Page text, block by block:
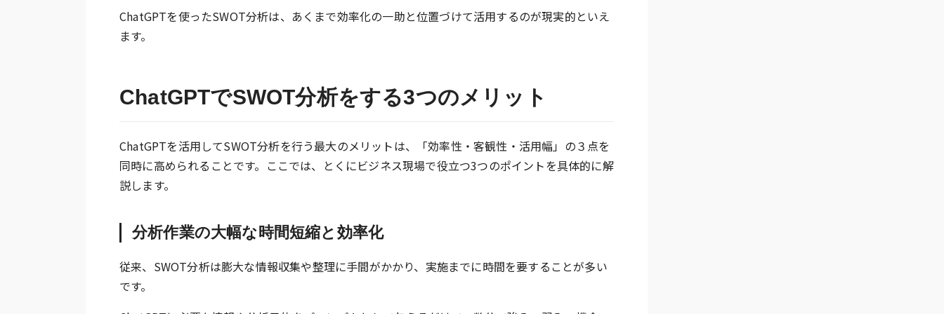
ChatGPTを使ったSWOT分析は、あくまで効率化の一助と位置づけて活用するのが現実的といえ
ます。
ChatGPTでSWOT分析をする3つのメリット
ChatGPTを活用してSWOT分析を行う最大のメリットは、「効率性・客観性・活用幅」の３点を
同時に高められることです。ここでは、とくにビジネス現場で役立つ3つのポイントを具体的に解
説します。
分析作業の大幅な時間短縮と効率化
従来、SWOT分析は膨大な情報収集や整理に手間がかかり、実施までに時間を要することが多い
です。